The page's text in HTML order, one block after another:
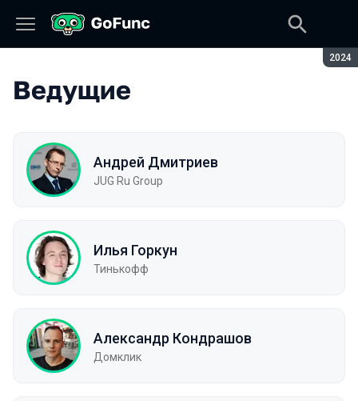
2024
Ведущие
Андрей Дмитриев
JUG Ru Group
Илья Горкун
Тинькофф
Александр Кондрашов
Домклик